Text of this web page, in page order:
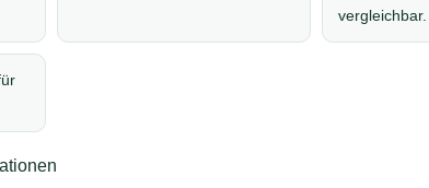
vergleichbar.